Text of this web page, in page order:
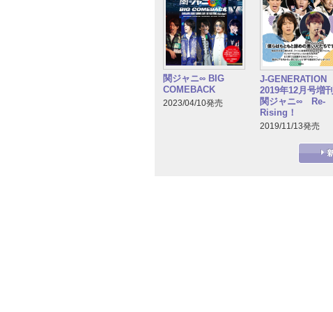
関ジャニ∞ BIG
COMEBACK
2023/04/10発売
J-GENERATION
2019年12月号増刊
関ジャニ∞ Re-
Rising！
2019/11/13発売